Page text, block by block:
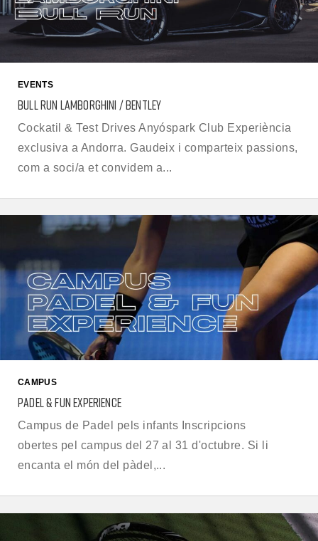
EVENTS
BULL RUN LAMBORGHINI / BENTLEY
Cockatil & Test Drives Anyóspark Club Experiència
exclusiva a Andorra. Gaudeix i comparteix passions,
com a soci/a et convidem a...
CAMPUS
PADEL & FUN EXPERIENCE
Campus de Padel pels infants Inscripcions
obertes pel campus del 27 al 31 d'octubre. Si li
encanta el món del pàdel,...